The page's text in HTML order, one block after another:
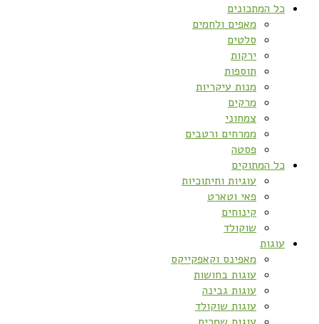
כל המתכונים
מאפים ולחמים
סלטים
ירקות
תוספות
מנות עיקריות
מרקים
צמחוני
ממרחים ורטבים
פסטה
כל המתוקים
עוגיות וחיתוכיות
פאי וטארט
קינוחים
שוקולד
עוגות
מאפינס וקאפקייקס
עוגות בחושות
עוגות גבינה
עוגות שוקולד